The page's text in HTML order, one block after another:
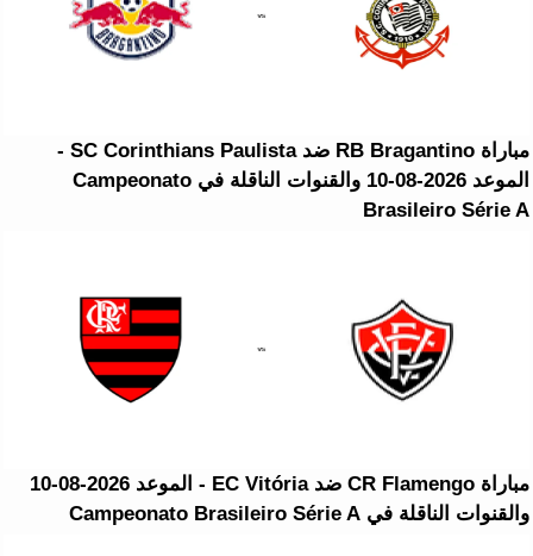
مباراة RB Bragantino ضد SC Corinthians Paulista -
الموعد 2026-08-10 والقنوات الناقلة في Campeonato
Brasileiro Série A
مباراة CR Flamengo ضد EC Vitória - الموعد 2026-08-10
والقنوات الناقلة في Campeonato Brasileiro Série A